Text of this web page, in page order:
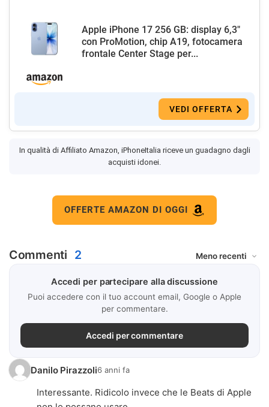
Apple iPhone 17 256 GB: display 6,3"
con ProMotion, chip A19, fotocamera
frontale Center Stage per...
VEDI OFFERTA
In qualità di Affiliato Amazon, iPhoneItalia riceve un guadagno dagli
acquisti idonei.
OFFERTE AMAZON DI OGGI
Commenti 2
Accedi per partecipare alla discussione
Puoi accedere con il tuo account email, Google o Apple
per commentare.
Accedi per commentare
Danilo Pirazzoli6 anni fa
Interessante. Ridicolo invece che le Beats di Apple